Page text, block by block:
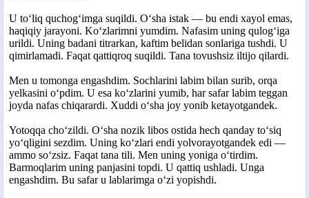
U to‘liq quchog‘imga suqildi. O‘sha istak — bu endi xayol emas,
haqiqiy jarayoni. Ko‘zlarimni yumdim. Nafasim uning qulog‘iga
urildi. Uning badani titrarkan, kaftim belidan sonlariga tushdi. U
qimirlamadi. Faqat qattiqroq suqildi. Tana tovushsiz iltijo qilardi.
Men u tomonga engashdim. Sochlarini labim bilan surib, orqa
yelkasini o‘pdim. U esa ko‘zlarini yumib, har safar labim teggan
joyda nafas chiqarardi. Xuddi o‘sha joy yonib ketayotgandek.
Yotoqqa cho‘zildi. O‘sha nozik libos ostida hech qanday to‘siq
yo‘qligini sezdim. Uning ko‘zlari endi yolvorayotgandek edi —
ammo so‘zsiz. Faqat tana tili. Men uning yoniga o‘tirdim.
Barmoqlarim uning panjasini topdi. U qattiq ushladi. Unga
engashdim. Bu safar u lablarimga o‘zi yopishdi.